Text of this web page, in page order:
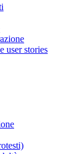
user stories